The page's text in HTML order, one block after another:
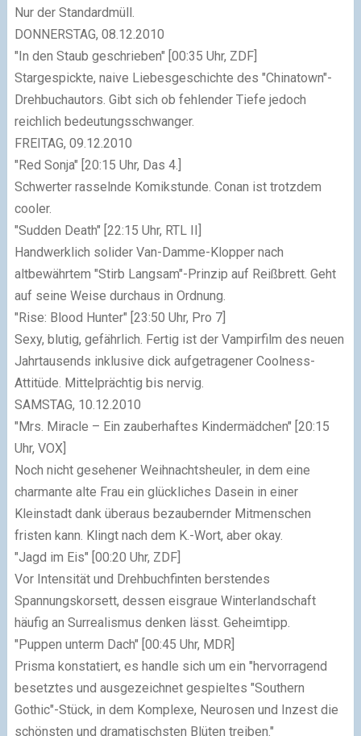
Nur der Standardmüll.
DONNERSTAG, 08.12.2010
"In den Staub geschrieben" [00:35 Uhr, ZDF]
Stargespickte, naive Liebesgeschichte des "Chinatown"-
Drehbuchautors. Gibt sich ob fehlender Tiefe jedoch
reichlich bedeutungsschwanger.
FREITAG, 09.12.2010
"Red Sonja" [20:15 Uhr, Das 4.]
Schwerter rasselnde Komikstunde. Conan ist trotzdem
cooler.
"Sudden Death" [22:15 Uhr, RTL II]
Handwerklich solider Van-Damme-Klopper nach
altbewährtem "Stirb Langsam"-Prinzip auf Reißbrett. Geht
auf seine Weise durchaus in Ordnung.
"Rise: Blood Hunter" [23:50 Uhr, Pro 7]
Sexy, blutig, gefährlich. Fertig ist der Vampirfilm des neuen
Jahrtausends inklusive dick aufgetragener Coolness-
Attitüde. Mittelprächtig bis nervig.
SAMSTAG, 10.12.2010
"Mrs. Miracle – Ein zauberhaftes Kindermädchen" [20:15
Uhr, VOX]
Noch nicht gesehener Weihnachtsheuler, in dem eine
charmante alte Frau ein glückliches Dasein in einer
Kleinstadt dank überaus bezaubernder Mitmenschen
fristen kann. Klingt nach dem K.-Wort, aber okay.
"Jagd im Eis" [00:20 Uhr, ZDF]
Vor Intensität und Drehbuchfinten berstendes
Spannungskorsett, dessen eisgraue Winterlandschaft
häufig an Surrealismus denken lässt. Geheimtipp.
"Puppen unterm Dach" [00:45 Uhr, MDR]
Prisma konstatiert, es handle sich um ein "hervorragend
besetztes und ausgezeichnet gespieltes "Southern
Gothic"-Stück, in dem Komplexe, Neurosen und Inzest die
schönsten und dramatischsten Blüten treiben."